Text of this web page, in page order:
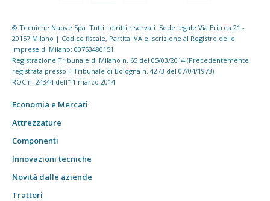
© Tecniche Nuove Spa. Tutti i diritti riservati. Sede legale Via Eritrea 21 -
20157 Milano | Codice fiscale, Partita IVA e Iscrizione al Registro delle
imprese di Milano: 00753480151
Registrazione Tribunale di Milano n. 65 del 05/03/2014 (Precedentemente
registrata presso il Tribunale di Bologna n. 4273 del 07/04/1973)
ROC n. 24344 dell'11 marzo 2014
Economia e Mercati
Attrezzature
Componenti
Innovazioni tecniche
Novità dalle aziende
Trattori